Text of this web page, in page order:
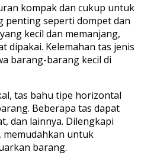
kompak dan cukup untuk
penting seperti dompet dan
kecil dan memanjang,
dipakai. Kelemahan tas jenis
barang-barang kecil di
tas bahu tipe horizontal
Beberapa tas dapat
dan lainnya. Dilengkapi
untuk
barang.